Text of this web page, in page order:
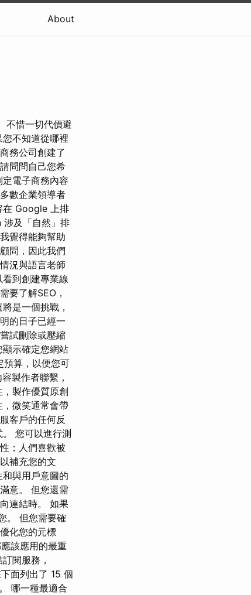
About
不惜一切代價避
不知道從哪裡
務公司創建了
問問自己您希
電子商務內容
數企業領導者
在 Google 上排
及「自然」排
覺得能夠幫助
問，因此我們
況與語言老師
到創建專業線
要了解SEO，
是一個挑戰，
的日子已經一
試刪除或壓縮
示確定您網站
算，以便您可
製作者聯繫，
製作優質原創
微笑通常會帶
客戶的任何反
您可以進行測
；人們喜歡被
補充您的文
與用戶意圖的
意。 但您還需
連結時。 如果
。 但您需要確
化您的元標
該應用的最重
閱服務，
面列出了 15 個
哪一種最適合